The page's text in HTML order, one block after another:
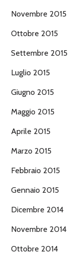
Novembre 2015
Ottobre 2015
Settembre 2015
Luglio 2015
Giugno 2015
Maggio 2015
Aprile 2015
Marzo 2015
Febbraio 2015
Gennaio 2015
Dicembre 2014
Novembre 2014
Ottobre 2014